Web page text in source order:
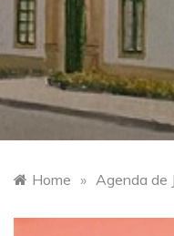
Home » Agenda de